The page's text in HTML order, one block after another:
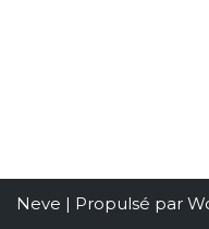
Neve | Propulsé par